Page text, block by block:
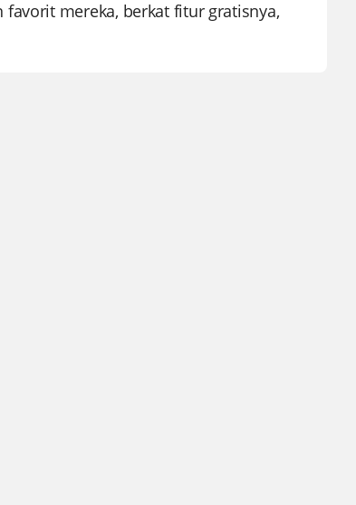
mereka, berkat fitur gratisnya,